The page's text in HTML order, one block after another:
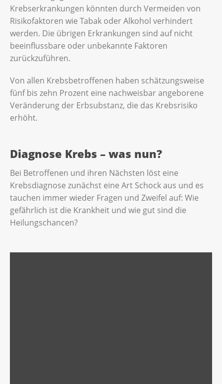
Krebserkrankungen könnten durch Vermeiden von
Risikofaktoren wie Tabak oder Alkohol verhindert
werden. Die übrigen Erkrankungen sind auf nicht
beeinflussbare oder unbekannte Faktoren
zurückzuführen.
Von allen Krebsbetroffenen haben schätzungsweise
fünf bis zehn Prozent eine nachweisbar angeborene
Veränderung der Erbsubstanz, die das Krebsrisiko
erhöht.
Diagnose Krebs – was nun?
Bei Betroffenen und ihren Nächsten löst eine
Krebsdiagnose zunächst eine Art Schock aus und es
tauchen immer wieder Fragen und Zweifel auf: Wie
gefährlich ist die Krankheit und wie gut sind die
Heilungschancen?